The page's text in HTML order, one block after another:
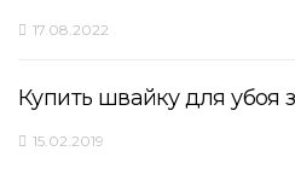
17.08.2022
Купить швайку для убоя
15.02.2019